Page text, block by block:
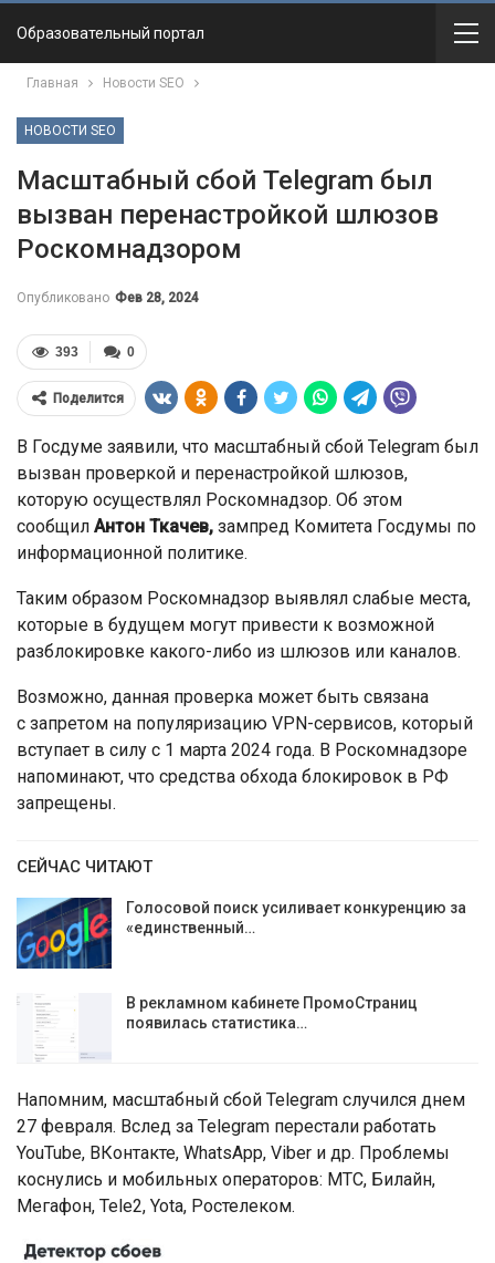
Образовательный портал
Главная Новости SEO
НОВОСТИ SEO
Масштабный сбой Telegram был
вызван перенастройкой шлюзов
Роскомнадзором
Опубликовано Фев 28, 2024
0
393
Поделится
В Госдуме заявили, что масштабный сбой Telegram был
вызван проверкой и перенастройкой шлюзов,
которую осуществлял Роскомнадзор. Об этом
сообщил Антон Ткачев, зампред Комитета Госдумы по
информационной политике.
Таким образом Роскомнадзор выявлял слабые места,
которые в будущем могут привести к возможной
разблокировке какого-либо из шлюзов или каналов.
Возможно, данная проверка может быть связана
с запретом на популяризацию VPN-сервисов, который
вступает в силу с 1 марта 2024 года. В Роскомнадзоре
напоминают, что средства обхода блокировок в РФ
запрещены.
СЕЙЧАС ЧИТАЮТ
Голосовой поиск усиливает конкуренцию за
«единственный…
В рекламном кабинете ПромоСтраниц
появилась статистика…
Напомним, масштабный сбой Telegram случился днем
27 февраля. Вслед за Telegram перестали работать
YouTube, ВКонтакте, WhatsApp, Viber и др. Проблемы
коснулись и мобильных операторов: МТС, Билайн,
Мегафон, Tele2, Yota, Ростелеком.